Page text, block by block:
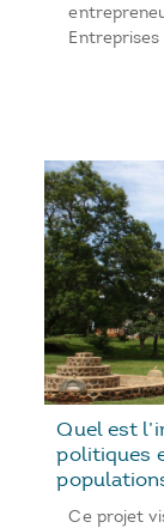
Entreprises
Quel est
politiques
Ce projet